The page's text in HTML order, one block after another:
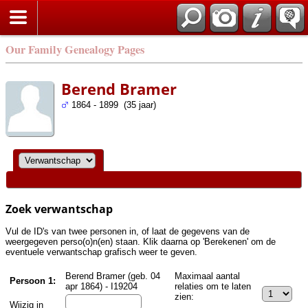
Our Family Genealogy Pages
Berend Bramer
1864 - 1899 (35 jaar)
Zoek verwantschap
Vul de ID's van twee personen in, of laat de gegevens van de
weergegeven perso(o)n(en) staan. Klik daarna op 'Berekenen' om de
eventuele verwantschap grafisch weer te geven.
Persoon 1:
Berend Bramer (geb. 04
apr 1864) - I19204
Wijzig in
Maximaal aantal
relaties om te laten
zien: